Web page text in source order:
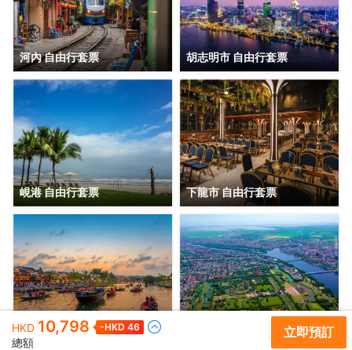
河內 自由行套票 胡志明市 自由行套票
峴港 自由行套票 下龍市 自由行套票
會安 自由行套票
HKD 10,798 -HKD 46
總額
立即預訂